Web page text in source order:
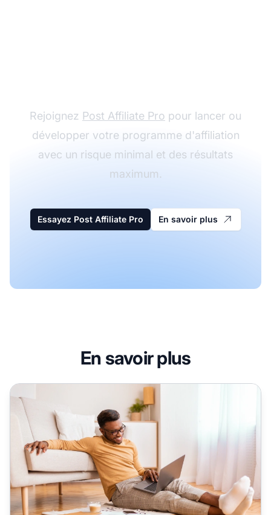
Rejoignez Post Affiliate Pro pour lancer ou
développer votre programme d'affiliation
avec un risque minimal et des résultats
maximum.
Essayez Post Affiliate Pro En savoir plus
En savoir plus
Marketing d'affiliation : Définition et guide de démarrage